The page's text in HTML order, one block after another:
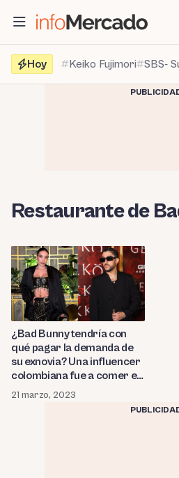
contenido
Hoy
Keiko Fujimori SBS-
Restaurante de
¿Bad Bunny tendría con
qué pagar la demanda de
su exnovia? Una influencer
colombiana fue a comer en
el restaurante del rapero y
mira cuánto hizo la factura
21 marzo, 2023